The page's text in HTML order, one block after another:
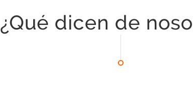
¿Qué dicen de